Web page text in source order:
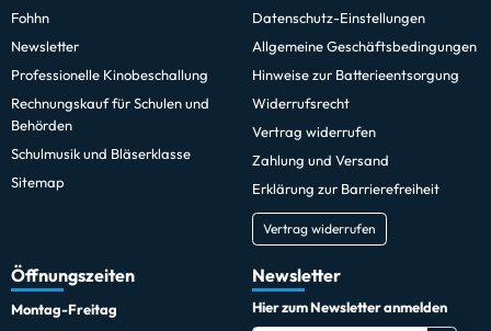
Fohhn
Newsletter
Professionelle Kinobeschallung
Rechnungskauf für Schulen und
Behörden
Schulmusik und Bläserklasse
Sitemap
Datenschutz-Einstellungen
Allgemeine Geschäftsbedingungen
Hinweise zur Batterieentsorgung
Widerrufsrecht
Vertrag widerrufen
Zahlung und Versand
Erklärung zur Barrierefreiheit
Vertrag widerrufen
Öffnungszeiten
Montag-Freitag
Newsletter
Hier zum Newsletter anmelden